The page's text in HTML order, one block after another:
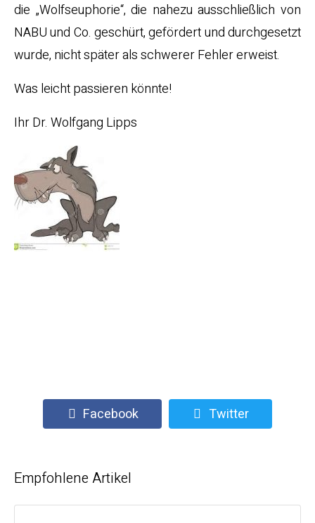
die „Wolfseuphorie“, die nahezu ausschließlich von
NABU und Co. geschürt, gefördert und durchgesetzt
wurde, nicht später als schwerer Fehler erweist.
Was leicht passieren könnte!
Ihr Dr. Wolfgang Lipps
Facebook Twitter
Empfohlene Artikel